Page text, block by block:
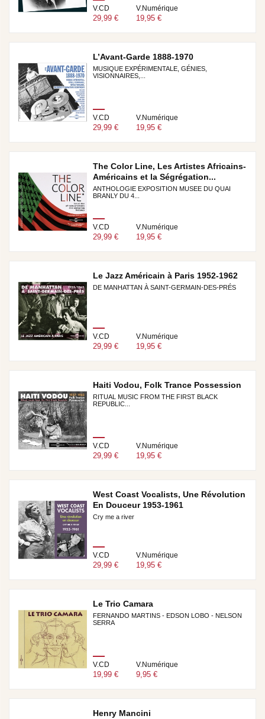
V.CD
29,99 €
V.Numérique
19,95 €
L’Avant-Garde 1888-1970
MUSIQUE EXPÉRIMENTALE, GÉNIES,
VISIONNAIRES,...
V.CD
29,99 €
V.Numérique
19,95 €
The Color Line, Les Artistes Africains-
Américains et la Ségrégation...
ANTHOLOGIE EXPOSITION MUSEE DU QUAI
BRANLY DU 4...
V.CD
29,99 €
V.Numérique
19,95 €
Le Jazz Américain à Paris 1952-1962
DE MANHATTAN À SAINT-GERMAIN-DES-PRÉS
V.CD
29,99 €
V.Numérique
19,95 €
Haiti Vodou, Folk Trance Possession
RITUAL MUSIC FROM THE FIRST BLACK
REPUBLIC...
V.CD
29,99 €
V.Numérique
19,95 €
West Coast Vocalists, Une Révolution
En Douceur 1953-1961
Cry me a river
V.CD
29,99 €
V.Numérique
19,95 €
Le Trio Camara
FERNANDO MARTINS - EDSON LOBO - NELSON
SERRA
V.CD
19,99 €
V.Numérique
9,95 €
Henry Mancini